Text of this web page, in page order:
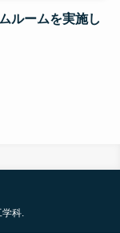
ルームを実施し
科.